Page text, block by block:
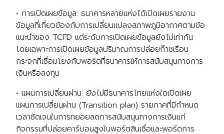
• การเปิดเผยข้อมูล: ธนาคารหลายแห่งได้เปิดเผยรายงาน
ข้อมูลที่เกี่ยวข้องกับการเปลี่ยนแปลงสภาพภูมิอากาศตามข้อ
แนะนำของ TCFD แต่ระดับการเปิดเผยข้อมูลยังไม่เท่ากัน
โดยเฉพาะการเปิดเผยข้อมูลปริมาณการปล่อยก๊าซเรือน
กระจกที่เชื่อมโยงกับพอร์ตที่ธนาคารให้การสนับสนุนทางการ
เงินหรือลงทุน
• แผนการเปลี่ยนผ่าน: ยังไม่มีธนาคารไทยแห่งใดเปิดเผย
แผนการเปลี่ยนผ่าน (Transition plan) รายภาคที่มีกำหนด
เวลาชัดเจนในการทยอยลดการสนับสนุนทางการเงินแก่
กิจกรรมที่ปล่อยคาร์บอนสูงในพอร์ตสินเชื่อและพอร์ตการ